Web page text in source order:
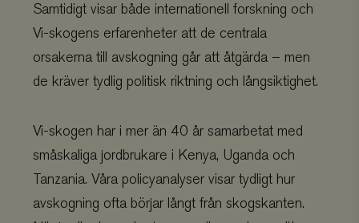
Samtidigt visar både internationell forskning och
Vi-skogens erfarenheter att de centrala
orsakerna till avskogning går att åtgärda – men
de kräver tydlig politisk riktning och långsiktighet.
Vi-skogen har i mer än 40 år samarbetat med
småskaliga jordbrukare i Kenya, Uganda och
Tanzania. Våra policyanalyser visar tydligt hur
avskogning ofta börjar långt från skogskanten.